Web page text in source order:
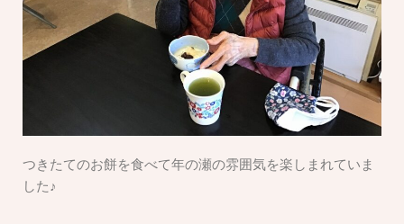
つきたてのお餅を食べて年の瀬の雰囲気を楽しまれていま
した♪